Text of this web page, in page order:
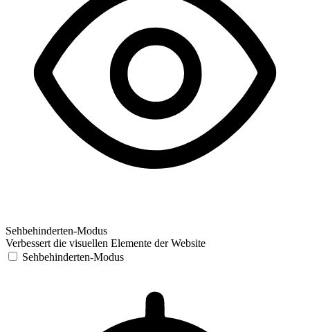
Sehbehinderten-Modus
Verbessert die visuellen Elemente der Website
Sehbehinderten-Modus